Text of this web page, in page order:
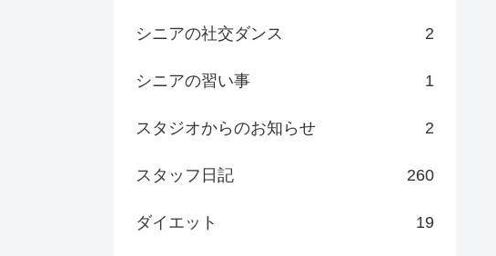
シニアの社交ダンス 2
シニアの習い事 1
スタジオからのお知らせ 2
スタッフ日記 260
ダイエット 19